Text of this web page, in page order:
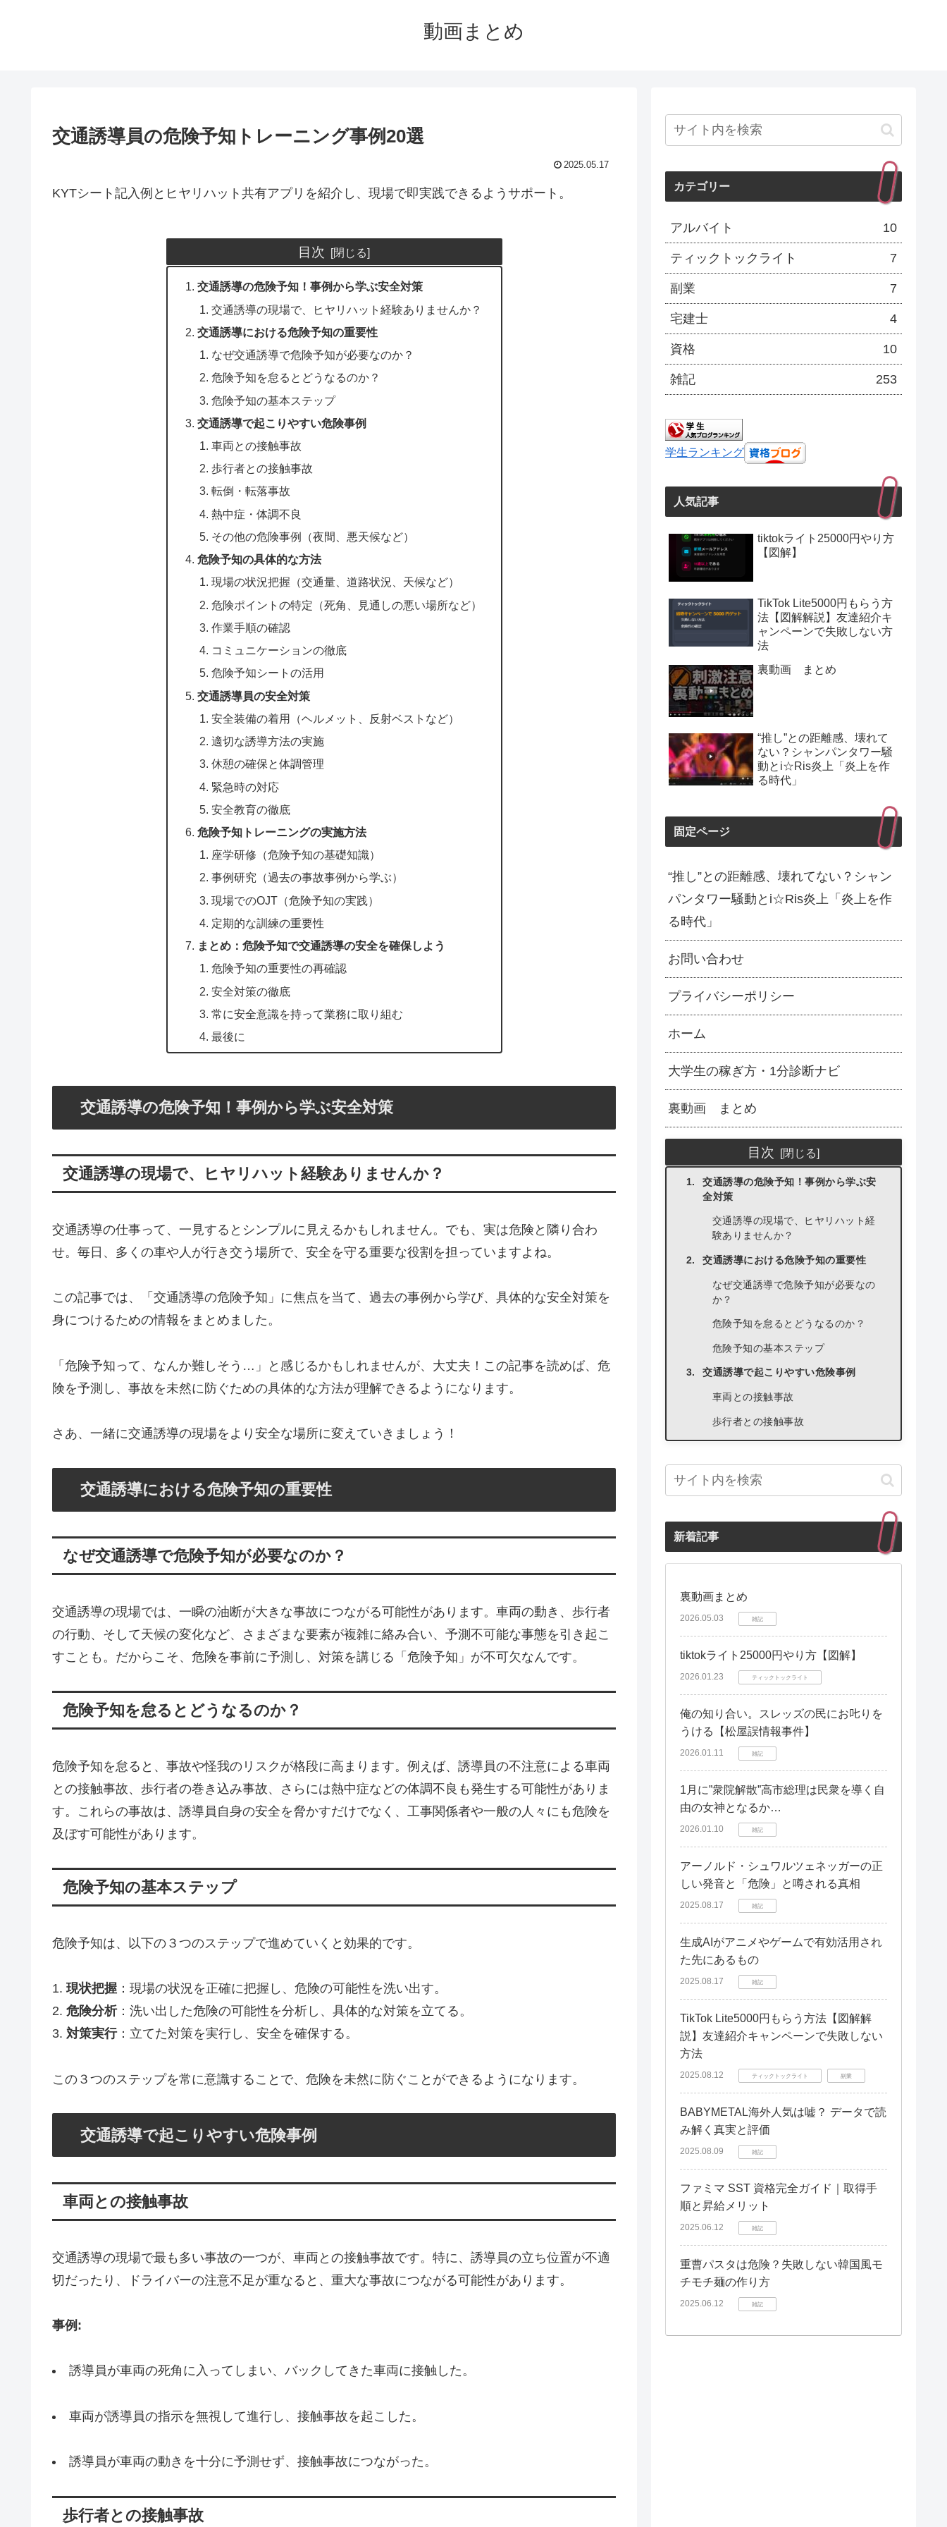
動画まとめ
交通誘導員の危険予知トレーニング事例20選
2025.05.17
KYTシート記入例とヒヤリハット共有アプリを紹介し、現場で即実践できるようサポート。
目次
交通誘導の危険予知！事例から学ぶ安全対策
交通誘導の現場で、ヒヤリハット経験ありませんか？
交通誘導における危険予知の重要性
なぜ交通誘導で危険予知が必要なのか？
危険予知を怠るとどうなるのか？
危険予知の基本ステップ
交通誘導で起こりやすい危険事例
車両との接触事故
歩行者との接触事故
転倒・転落事故
熱中症・体調不良
その他の危険事例（夜間、悪天候など）
危険予知の具体的な方法
現場の状況把握（交通量、道路状況、天候など）
危険ポイントの特定（死角、見通しの悪い場所など）
作業手順の確認
コミュニケーションの徹底
危険予知シートの活用
交通誘導員の安全対策
安全装備の着用（ヘルメット、反射ベストなど）
適切な誘導方法の実施
休憩の確保と体調管理
緊急時の対応
安全教育の徹底
危険予知トレーニングの実施方法
座学研修（危険予知の基礎知識）
事例研究（過去の事故事例から学ぶ）
現場でのOJT（危険予知の実践）
定期的な訓練の重要性
まとめ：危険予知で交通誘導の安全を確保しよう
危険予知の重要性の再確認
安全対策の徹底
常に安全意識を持って業務に取り組む
最後に
交通誘導の危険予知！事例から学ぶ安全対策
交通誘導の現場で、ヒヤリハット経験ありませんか？
交通誘導の仕事って、一見するとシンプルに見えるかもしれません。でも、実は危険と隣り合わ
せ。毎日、多くの車や人が行き交う場所で、安全を守る重要な役割を担っていますよね。
この記事では、「交通誘導の危険予知」に焦点を当て、過去の事例から学び、具体的な安全対策を
身につけるための情報をまとめました。
「危険予知って、なんか難しそう…」と感じるかもしれませんが、大丈夫！この記事を読めば、危
険を予測し、事故を未然に防ぐための具体的な方法が理解できるようになります。
さあ、一緒に交通誘導の現場をより安全な場所に変えていきましょう！
交通誘導における危険予知の重要性
なぜ交通誘導で危険予知が必要なのか？
交通誘導の現場では、一瞬の油断が大きな事故につながる可能性があります。車両の動き、歩行者
の行動、そして天候の変化など、さまざまな要素が複雑に絡み合い、予測不可能な事態を引き起こ
すことも。だからこそ、危険を事前に予測し、対策を講じる「危険予知」が不可欠なんです。
危険予知を怠るとどうなるのか？
危険予知を怠ると、事故や怪我のリスクが格段に高まります。例えば、誘導員の不注意による車両
との接触事故、歩行者の巻き込み事故、さらには熱中症などの体調不良も発生する可能性がありま
す。これらの事故は、誘導員自身の安全を脅かすだけでなく、工事関係者や一般の人々にも危険を
及ぼす可能性があります。
危険予知の基本ステップ
危険予知は、以下の３つのステップで進めていくと効果的です。
1. 現状把握 ：現場の状況を正確に把握し、危険の可能性を洗い出す。
2. 危険分析：洗い出した危険の可能性を分析し、具体的な対策を立てる。
3. 対策実行：立てた対策を実行し、安全を確保する。
この３つのステップを常に意識することで、危険を未然に防ぐことができるようになります。
交通誘導で起こりやすい危険事例
車両との接触事故
交通誘導の現場で最も多い事故の一つが、車両との接触事故です。特に、誘導員の立ち位置が不適
切だったり、ドライバーの注意不足が重なると、重大な事故につながる可能性があります。
事例:
誘導員が車両の死角に入ってしまい、バックしてきた車両に接触した。
車両が誘導員の指示を無視して進行し、接触事故を起こした。
誘導員が車両の動きを十分に予測せず、接触事故につながった。
歩行者との接触事故
カテゴリー
アルバイト 10
ティックトックライト 7
副業 7
宅建士 4
資格 10
雑記 253
学生ランキング
人気記事
tiktokライト25000円やり方
【図解】
TikTok Lite5000円もらう方
法【図解解説】友達紹介キ
ャンペーンで失敗しない方
法
裏動画 まとめ
“推し”との距離感、壊れて
ない？シャンパンタワー騒
動とi☆Ris炎上「炎上を作
る時代」
固定ページ
“推し”との距離感、壊れてない？シャン
パンタワー騒動とi☆Ris炎上「炎上を作
る時代」
お問い合わせ
プライバシーポリシー
ホーム
大学生の稼ぎ方・1分診断ナビ
裏動画 まとめ
目次
交通誘導の危険予知！事例から学ぶ安
全対策
交通誘導の現場で、ヒヤリハット経
験ありませんか？
交通誘導における危険予知の重要性
なぜ交通誘導で危険予知が必要なの
か？
危険予知を怠るとどうなるのか？
危険予知の基本ステップ
交通誘導で起こりやすい危険事例
車両との接触事故
歩行者との接触事故
その他の危険事例（夜間、悪天候な
危険予知の具体的な方法
危険ポイントの特定（死角、見通し
の悪い場所など）
作業手順の確認
コミュニケーションの徹底
危険予知シートの活用
交通誘導員の安全対策
安全装備の着用（ヘルメット、反射
ベストなど）
適切な誘導方法の実施
休憩の確保と体調管理
緊急時の対応
安全教育の徹底
危険予知トレーニングの実施方法
現場でのOJT（危険予知の実践）
定期的な訓練の重要性
確保しよう
安全対策の徹底
常に安全意識を持って業務に取り組
む
最後に
新着記事
裏動画まとめ
2026.05.03 雑記
tiktokライト25000円やり方【図解】
2026.01.23 ティックトックライト
俺の知り合い。スレッズの民にお𠮟りを
うける【松屋誤情報事件】
2026.01.11 雑記
1月に”衆院解散”高市総理は民衆を導く自
由の女神となるか…
2026.01.10 雑記
アーノルド・シュワルツェネッガーの正
しい発音と「危険」と噂される真相
2025.08.17 雑記
生成AIがアニメやゲームで有効活用され
た先にあるもの
2025.08.17 雑記
TikTok Lite5000円もらう方法【図解解
説】友達紹介キャンペーンで失敗しない
方法
2025.08.12 ティックトックライト 副業
BABYMETAL海外人気は嘘？ データで読
み解く真実と評価
2025.08.09 雑記
ファミマ SST 資格完全ガイド｜取得手
順と昇給メリット
2025.06.12 雑記
重曹パスタは危険？失敗しない韓国風モ
チモチ麺の作り方
2025.06.12 雑記